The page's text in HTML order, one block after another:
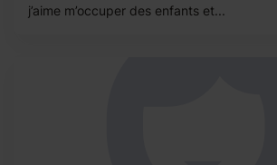
j’aime m’occuper des enfants et...